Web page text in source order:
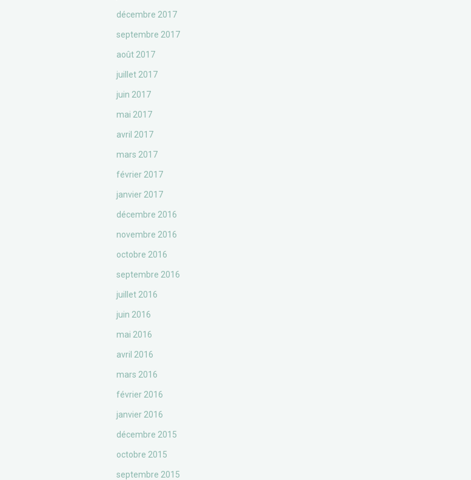
décembre 2017
septembre 2017
août 2017
juillet 2017
juin 2017
mai 2017
avril 2017
mars 2017
février 2017
janvier 2017
décembre 2016
novembre 2016
octobre 2016
septembre 2016
juillet 2016
juin 2016
mai 2016
avril 2016
mars 2016
février 2016
janvier 2016
décembre 2015
octobre 2015
septembre 2015